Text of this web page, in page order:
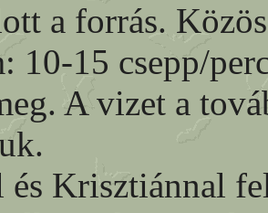
a forrás.
10-15 csepp/
A vizet a
Krisztiánnal